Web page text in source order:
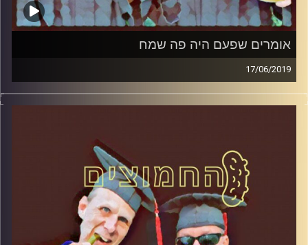
אומרים שפעם היה פה שמח
17/06/2019
פרופסור בועז בן-דוד ופרופסור גלעד הירשברגר
קרדיט תמונות:AudioVersity